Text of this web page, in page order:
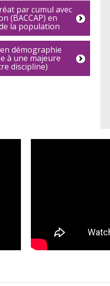
par cumul avec
(BACCAP) en
la population
démographie
à une majeure
discipline)